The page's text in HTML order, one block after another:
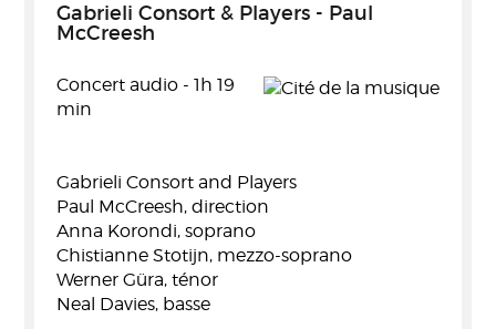
Gabrieli Consort & Players - Paul
McCreesh
Concert audio - 1h 19
min
Gabrieli Consort and Players
Paul McCreesh, direction
Anna Korondi, soprano
Chistianne Stotijn, mezzo-soprano
Werner Güra, ténor
Neal Davies, basse